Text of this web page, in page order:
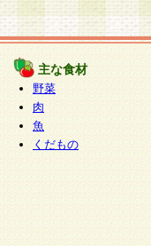
主な食材
野菜
肉
魚
くだもの